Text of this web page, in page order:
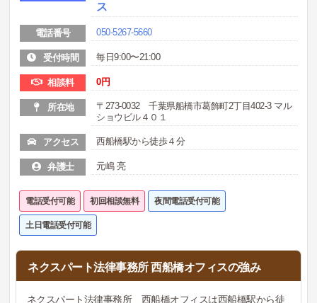
ス
電話番号 050-5267-5660
受付時間 毎日9:00〜21:00
相談料 0円
所在地
〒273-0032 千葉県船橋市葛飾町2丁目402-3 マル
ショウビル４０１
アクセス 西船橋駅から徒歩４分
弁護士 元嶋 亮
電話受付可能 初回相談無料 夜間電話受付可能
土日電話受付可能
ネクスパート法律事務所 西船橋オフィスの強み
ネクスパート法律事務所 西船橋オフィスは西船橋駅から徒